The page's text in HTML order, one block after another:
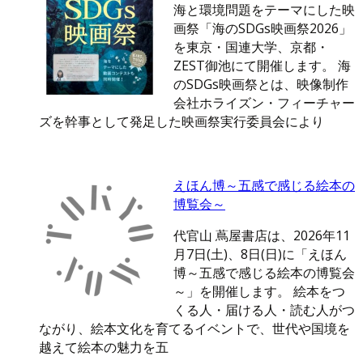
海と環境問題をテーマにした映
画祭「海のSDGs映画祭2026」
を東京・国連大学、京都・
ZEST御池にて開催します。 海
のSDGs映画祭とは、映像制作
会社ホライズン・フィーチャー
ズを幹事として発足した映画祭実行委員会により
えほん博～五感で感じる絵本の
博覧会～
代官山 蔦屋書店は、2026年11
月7日(土)、8日(日)に「えほん
博～五感で感じる絵本の博覧会
～」を開催します。 絵本をつ
くる人・届ける人・読む人がつ
ながり、絵本文化を育てるイベントで、世代や国境を
越えて絵本の魅力を五